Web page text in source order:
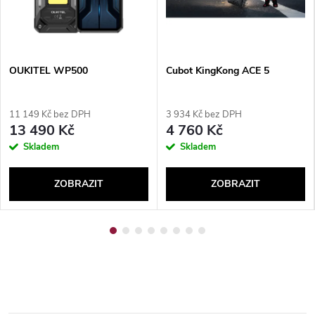
OUKITEL WP500
11 149 Kč bez DPH
13 490 Kč
Skladem
ZOBRAZIT
Cubot KingKong ACE 5
3 934 Kč bez DPH
4 760 Kč
Skladem
ZOBRAZIT